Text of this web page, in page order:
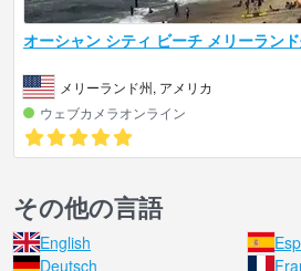
オーシャン シティ ビーチ メリーラン
メリーランド州, アメリカ
ウェブカメラオンライン
その他の言語
English
Deutsch